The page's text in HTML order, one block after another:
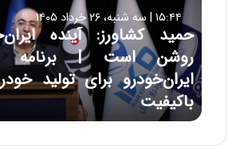
ش
و
ر
ز
:
۱۵:۴۴ | سه شنبه، ۲۶ خرداد ۱۴۰۵
حمید کشاورز: آینده
روشن است | برنامه
ایران‌خودرو برای تولید
باکیفیت